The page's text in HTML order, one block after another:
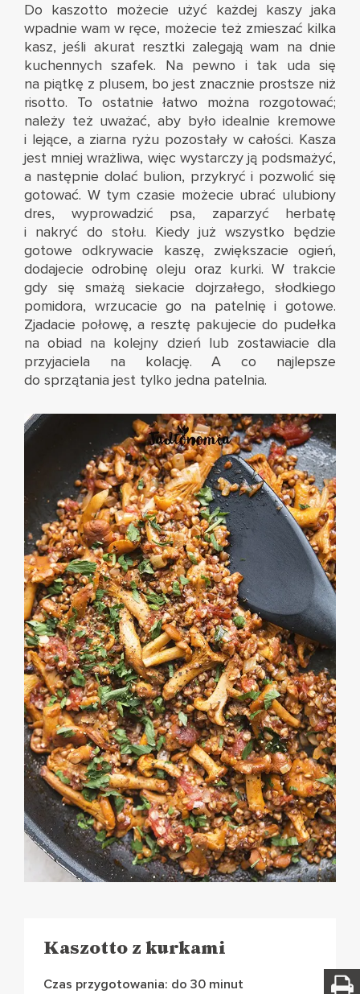
Do kaszotto możecie użyć każdej kaszy jaka
wpadnie wam w ręce, możecie też zmieszać kilka
kasz, jeśli akurat resztki zalegają wam na dnie
kuchennych szafek. Na pewno i tak uda się
na piątkę z plusem, bo jest znacznie prostsze niż
risotto. To ostatnie łatwo można rozgotować;
należy też uważać, aby było idealnie kremowe
i lejące, a ziarna ryżu pozostały w całości. Kasza
jest mniej wrażliwa, więc wystarczy ją podsmażyć,
a następnie dolać bulion, przykryć i pozwolić się
gotować. W tym czasie możecie ubrać ulubiony
dres, wyprowadzić psa, zaparzyć herbatę
i nakryć do stołu. Kiedy już wszystko będzie
gotowe odkrywacie kaszę, zwiększacie ogień,
dodajecie odrobinę oleju oraz kurki. W trakcie
gdy się smażą siekacie dojrzałego, słodkiego
pomidora, wrzucacie go na patelnię i gotowe.
Zjadacie połowę, a resztę pakujecie do pudełka
na obiad na kolejny dzień lub zostawiacie dla
przyjaciela na kolację. A co najlepsze
do sprzątania jest tylko jedna patelnia.
Kaszotto z kurkami
Czas przygotowania: do 30 minut